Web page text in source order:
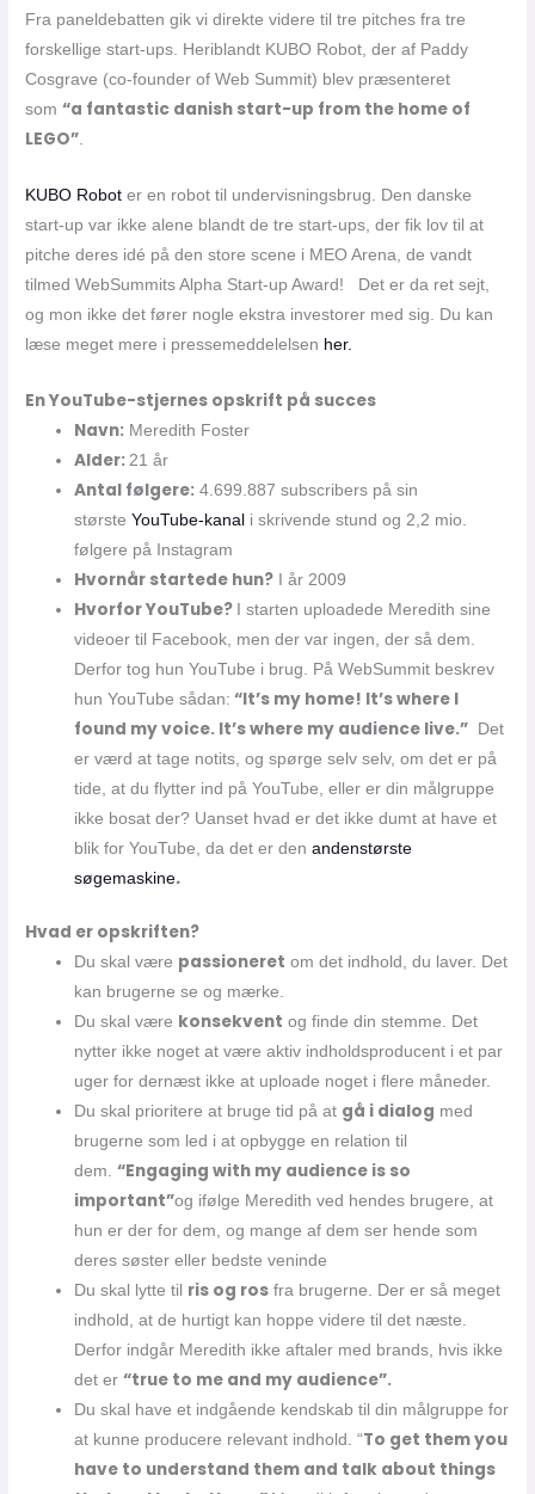
Fra paneldebatten gik vi direkte videre til tre pitches fra tre
forskellige start-ups. Heriblandt KUBO Robot, der af Paddy
Cosgrave (co-founder of Web Summit) blev præsenteret
som“a fantastic danish start-up from the home of
LEGO”.
KUBO Robot er en robot til undervisningsbrug. Den danske
start-up var ikke alene blandt de tre start-ups, der fik lov til at
pitche deres idé på den store scene i MEO Arena, de vandt
tilmed WebSummits Alpha Start-up Award! Det er da ret sejt,
og mon ikke det fører nogle ekstra investorer med sig. Du kan
læse meget mere i pressemeddelelsen her.
En YouTube-stjernes opskrift på succes
Navn: Meredith Foster
Alder:21 år
Antal følgere: 4.699.887 subscribers på sin
størsteYouTube-kanal i skrivende stund og 2,2 mio.
følgere på Instagram
Hvornår startede hun? I år 2009
Hvorfor YouTube?
I starten uploadede Meredith sine
videoer til Facebook, men der var ingen, der så dem.
Derfor tog hun YouTube i brug. På WebSummit beskrev
hun YouTube sådan: “It’s my home! It’s where I
found my voice. It’s where my audience live.” Det
er værd at tage notits, og spørge selv selv, om det er på
tide, at du flytter ind på YouTube, eller er din målgruppe
ikke bosat der? Uanset hvad er det ikke dumt at have et
blik for YouTube, da det er denandenstørste
søgemaskine.
Hvad er opskriften?
Du skal være passioneret om det indhold, du laver. Det
kan brugerne se og mærke.
Du skal være konsekvent og finde din stemme. Det
nytter ikke noget at være aktiv indholdsproducent i et par
uger for dernæst ikke at uploade noget i flere måneder.
Du skal prioritere at bruge tid på at gå i dialog med
brugerne som led i at opbygge en relation til
dem.“Engaging with my audience is so
important”og ifølge Meredith ved hendes brugere, at
hun er der for dem, og mange af dem ser hende som
deres søster eller bedste veninde
Du skal lytte til ris og ros fra brugerne. Der er så meget
indhold, at de hurtigt kan hoppe videre til det næste.
Derfor indgår Meredith ikke aftaler med brands, hvis ikke
det er“true to me and my audience”.
Du skal have et indgående kendskab til din målgruppe for
at kunne producere relevant indhold. “To get them you
have to understand them and talk about things